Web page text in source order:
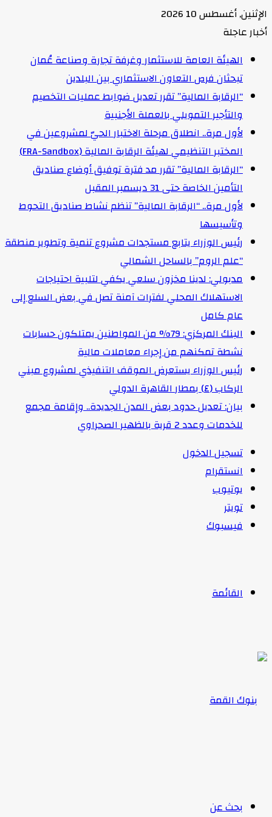
الإثنين, أغسطس 10 2026
أخبار عاجلة
الهيئة العامة للاستثمار وغرفة تجارة وصناعة عُمان
تبحثان فرص التعاون الاستثماري بين البلدين
“الرقابة المالية” تقرر تعديل ضوابط عمليات التخصيم
والتأجير التمويلي بالعملة الأجنبية
لأول مرة.. انطلاق مرحلة الاختبار الحيّ لمشروعين في
المختبر التنظيمي لهيئة الرقابة المالية (FRA-Sandbox)
“الرقابة المالية” تقرر مد فترة توفيق أوضاع صناديق
التأمين الخاصة حتى 31 ديسمبر المقبل
لأول مرة.. “الرقابة المالية” تنظم نشاط صناديق التحوط
وتأسيسها
رئيس الوزراء يتابع مستجدات مشروع تنمية وتطوير منطقة
“علم الروم” بالساحل الشمالي
مدبولي: لدينا مخزون سلعي يكفي لتلبية احتياجات
الاستهلاك المحلي لفترات آمنة تصل في بعض السلع إلى
عام كامل
البنك المركزي: 79% من المواطنين يمتلكون حسابات
نشطة تمكنهم من إجراء معاملات مالية
رئيس الوزراء يستعرض الموقف التنفيذي لمشروع مبني
الركاب (٤) بمطار القاهرة الدولي
بيان: تعديل حدود بعض المدن الجديدة.. وإقامة مجمع
للخدمات وعدد 2 قرية بالظهير الصحراوي
تسجيل الدخول
انستقرام
يوتيوب
تويتر
فيسبوك
القائمة
بحث عن